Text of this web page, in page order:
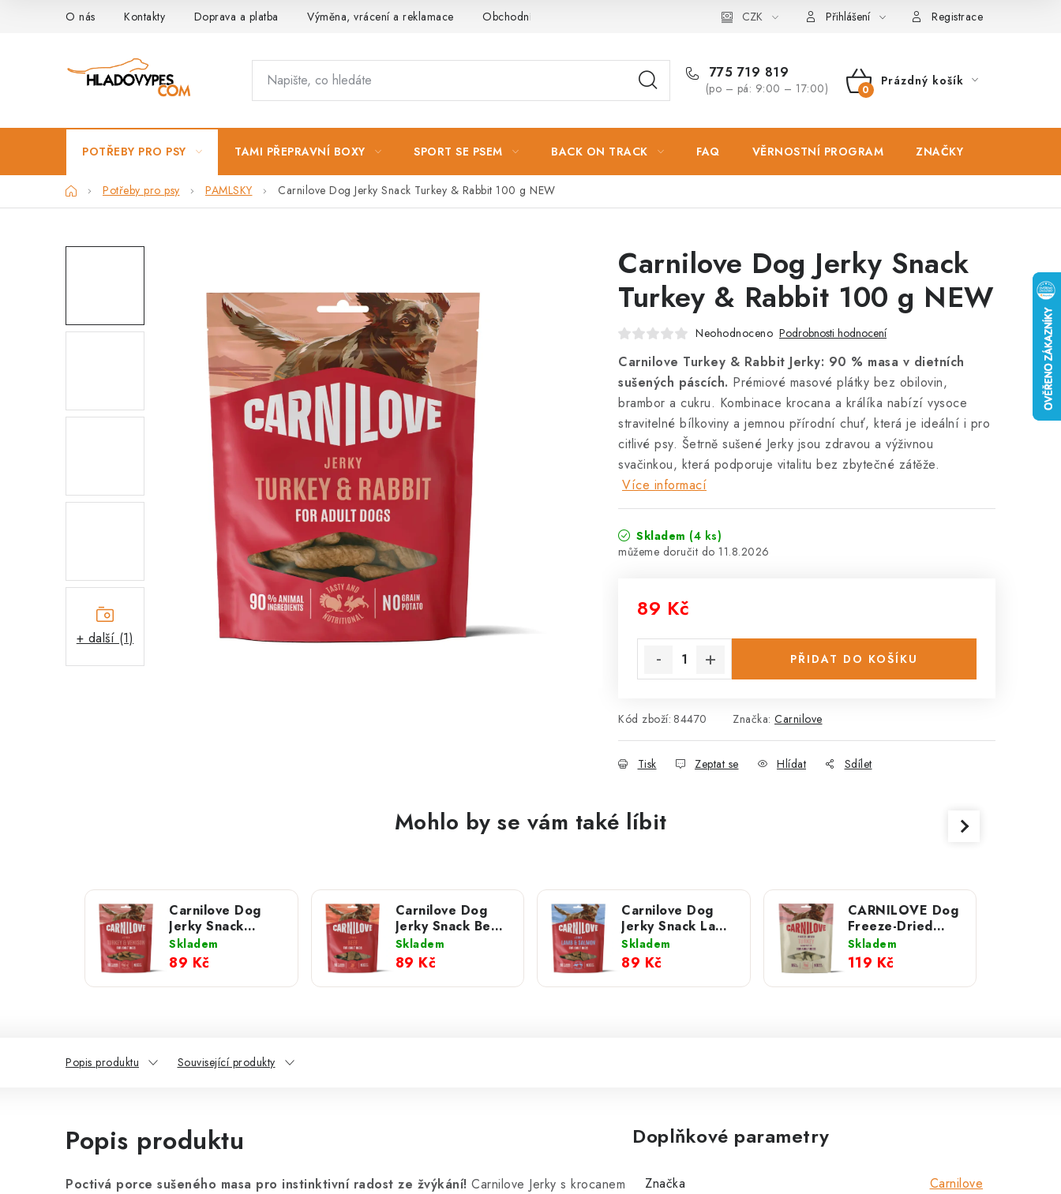
O nás Kontakty Doprava a platba Výměna, vrácení a reklamace Obchodní podmínky Podmínky ochrany osobních údajů Zásady použivání souboru cookies
CZK Přihlášení Registrace
775 719 819
(po – pá: 9:00 – 17:00)
NÁKUPNÍ
Prázdný košík
POTŘEBY PRO PSY TAMI PŘEPRAVNÍ BOXY SPORT SE PSEM BACK ON TRACK FAQ VĚRNOSTNÍ PROGRAM ZNAČKY
DomůPotřeby pro psy PAMLSKY Carnilove Dog Jerky Snack Turkey & Rabbit 100 g NEW
+ další (1)
Carnilove Dog Jerky Snack
Turkey & Rabbit 100 g NEW
Neohodnoceno Podrobnosti hodnocení
Carnilove Turkey & Rabbit Jerky: 90 % masa v dietních
sušených páscích. Prémiové masové plátky bez obilovin,
brambor a cukru. Kombinace krocana a králíka nabízí vysoce
stravitelné bílkoviny a jemnou přírodní chuť, která je ideální i pro
citlivé psy. Šetrně sušené Jerky jsou zdravou a výživnou
svačinkou, která podporuje vitalitu bez zbytečné zátěže.
Více informací
Skladem (4 ks)
11.8.2026
89 Kč
PŘIDAT DO KOŠÍKU
Kód zboží: 84470 Značka: Carnilove
Tisk Zeptat se Hlídat Sdílet
Mohlo by se vám také líbit
Carnilove Dog
Jerky Snack
Turkey & Venison
100 g NEW
Skladem
89 Kč
Carnilove Dog
Jerky Snack Beef
100 g NEW
Skladem
89 Kč
Carnilove Dog
Jerky Snack Lamb
& Salmon 100 g
NEW
Skladem
89 Kč
CARNILOVE Dog
Freeze-Dried
Snack Turkey 60
g NEW
Skladem
119 Kč
Popis produktu Související produkty
Popis produktu
Poctivá porce sušeného masa pro instinktivní radost ze žvýkání! Carnilove Jerky s krocanem
Doplňkové parametry
Značka Carnilove